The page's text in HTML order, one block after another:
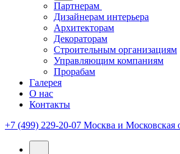
Партнерам
Дизайнерам интерьера
Архитекторам
Декораторам
Строительным организациям
Управляющим компаниям
Прорабам
Галерея
О нас
Контакты
+7 (499) 229-20-07 Москва и Московская